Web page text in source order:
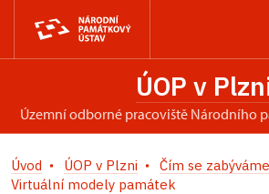
ÚOP v
územní odborné pracoviště Národního
Úvod ÚOP v Plzni
Čím se zabýváme
Virtuální modely památek